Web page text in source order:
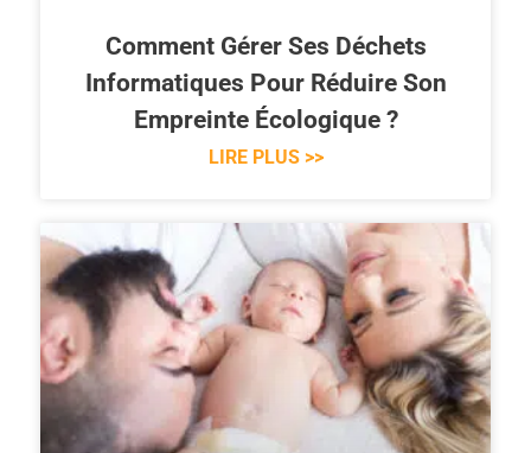
Comment Gérer Ses Déchets
Informatiques Pour Réduire Son
Empreinte Écologique ?
LIRE PLUS >>